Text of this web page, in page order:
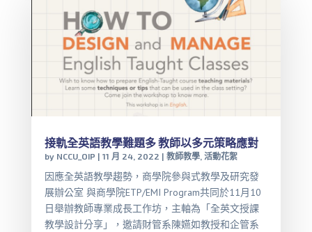
接軌全英語教學難題多 教師以多元策略應對
by NCCU_OIP | 11 月 24, 2022 | 教師教學, 活動花絮
因應全英語教學趨勢，商學院參與式教學及研究發
展辦公室 與商學院ETP/EMI Program共同於11月10
日舉辦教師專業成長工作坊，主軸為「全英文授課
教學設計分享」，邀請財管系陳嬿如教授和企管系